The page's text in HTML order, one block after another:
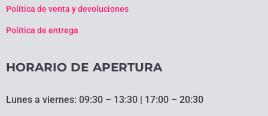
Política de venta y devoluciones
Política de entrega
HORARIO DE APERTURA
Lunes a viernes: 09:30 – 13:30 | 17:00 – 20:30